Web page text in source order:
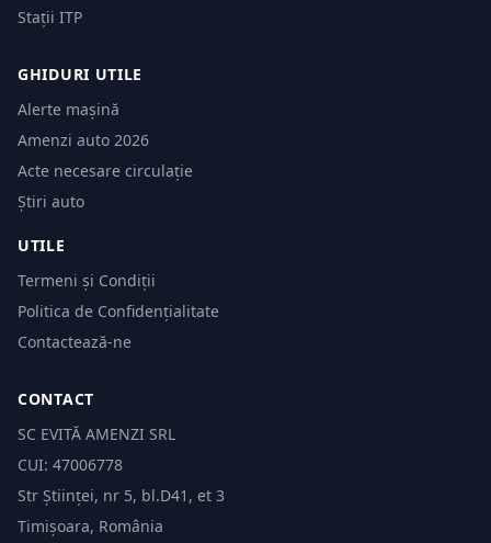
Stații ITP
GHIDURI UTILE
Alerte mașină
Amenzi auto 2026
Acte necesare circulație
Știri auto
UTILE
Termeni și Condiții
Politica de Confidențialitate
Contactează-ne
CONTACT
SC EVITĂ AMENZI SRL
CUI: 47006778
Str Științei, nr 5, bl.D41, et 3
Timișoara, România